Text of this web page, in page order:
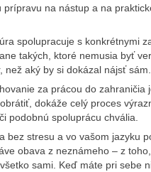
na nástup a na
spolupracuje s konkrétnymi
takých, ktoré nemusia byť
aký by si dokázal nájsť sám.
za prácou do zahraničia
dokáže celý proces
podobnú spoluprácu chvália.
bez stresu a vo vašom jazyku
obava z neznámeho – z
sami. Keď máte pri sebe